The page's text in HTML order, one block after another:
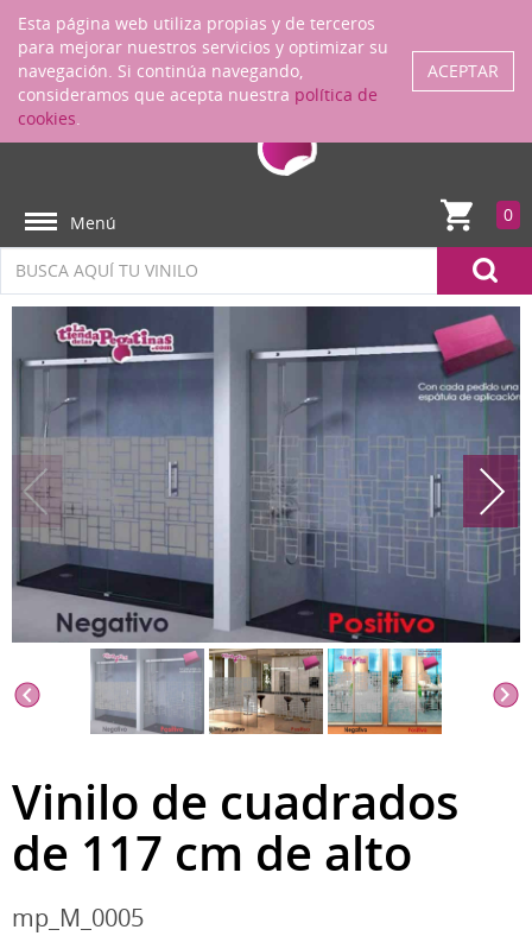
ENTRAR
Menú 0
Vinilo de cuadrados
de 117 cm de alto
mp_M_0005
Esta página web utiliza propias y de terceros
para mejorar nuestros servicios y optimizar su
navegación. Si continúa navegando,
consideramos que acepta nuestra política de
cookies.
ACEPTAR